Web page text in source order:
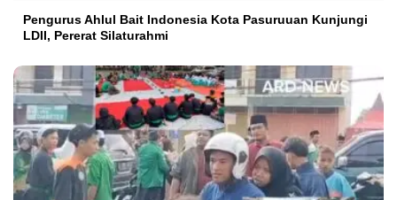
Pengurus Ahlul Bait Indonesia Kota Pasuruuan Kunjungi
LDII, Pererat Silaturahmi